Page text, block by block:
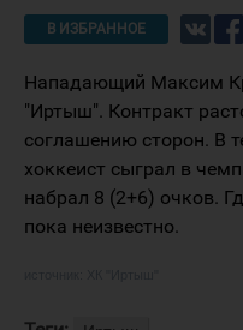
В ИЗБРАННОЕ
Нападающий Максим
"Иртыш". Контракт
соглашению сторон. В
хоккеист сыграл в
набрал 8 (2+6) очков.
пока неизвестно.